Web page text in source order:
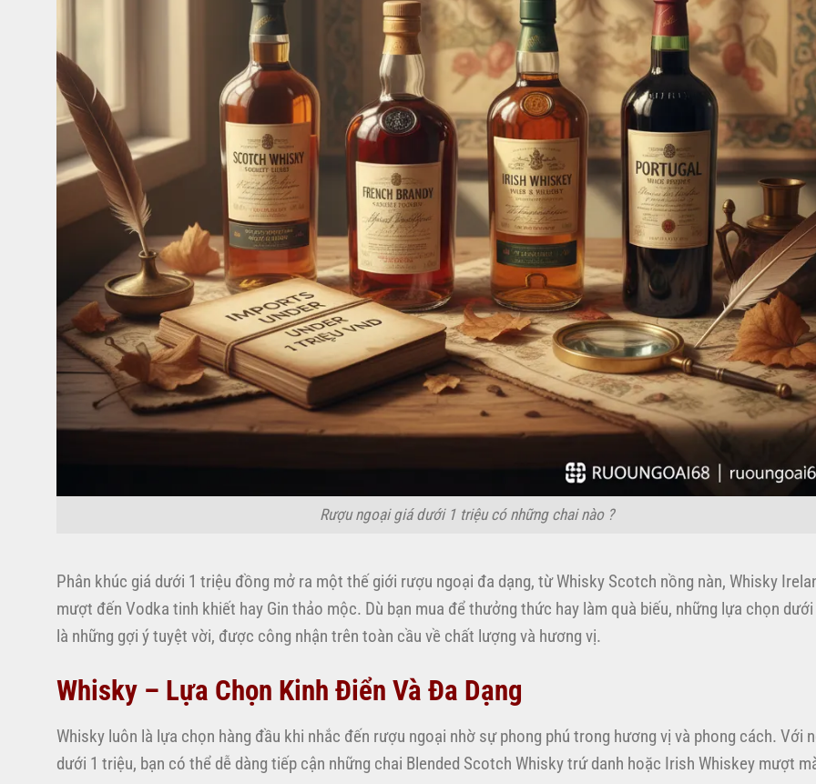
Rượu ngoại giá dưới 1 triệu có những chai nào ?
Phân khúc giá dưới 1 triệu đồng mở ra một thế giới rượu ngoại đa dạng, từ Whisky Scotch nồng nàn, Whisky
mượt đến Vodka tinh khiết hay Gin thảo mộc. Dù bạn mua để thưởng thức hay làm quà biếu, những lựa chọn
là những gợi ý tuyệt vời, được công nhận trên toàn cầu về chất lượng và hương vị.
Whisky – Lựa Chọn Kinh Điển Và Đa Dạng
Whisky luôn là lựa chọn hàng đầu khi nhắc đến rượu ngoại nhờ sự phong phú trong hương vị và phong cách. Với
dưới 1 triệu, bạn có thể dễ dàng tiếp cận những chai Blended Scotch Whisky trứ danh hoặc Irish Whiskey mượt